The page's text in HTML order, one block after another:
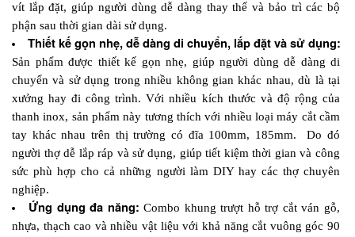
vít lắp đặt, giúp người dùng dễ dàng thay thế và bảo trì các bộ
phận sau thời gian dài sử dụng.
Thiết kế gọn nhẹ, dễ dàng di chuyển, lắp đặt và sử dụng:
Sản phẩm được thiết kế gọn nhẹ, giúp người dùng dễ dàng di
chuyển và sử dụng trong nhiều không gian khác nhau, dù là tại
xưởng hay đi công trình. Với nhiều kích thước và độ rộng của
thanh inox, sản phẩm này tương thích với nhiều loại máy cắt cầm
tay khác nhau trên thị trường có đĩa 100mm, 185mm.  Do đó
người thợ dễ lắp ráp và sử dụng, giúp tiết kiệm thời gian và công
sức phù hợp cho cả những người làm DIY hay các thợ chuyên
nghiệp.
Ứng dụng đa năng: Combo khung trượt hỗ trợ cắt ván gỗ,
nhựa, thạch cao và nhiều vật liệu với khả năng cắt vuông góc 90